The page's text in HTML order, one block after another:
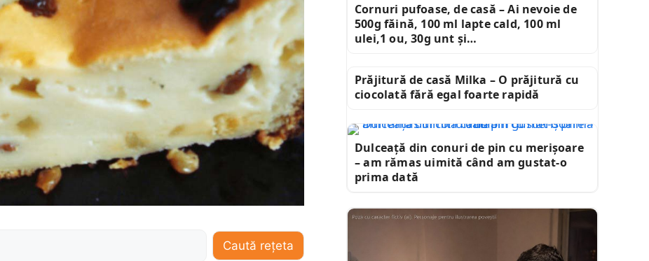
Caută rețeta
Cornuri pufoase, de casă – Ai nevoie de
500g făină, 100 ml lapte cald, 100 ml
ulei,1 ou, 30g unt și…
Prăjitură de casă Milka – O prăjitură cu
ciocolată fără egal foarte rapidă
Dulceață din conuri de pin cu merișoare
– am rămas uimită când am gustat-o
prima dată